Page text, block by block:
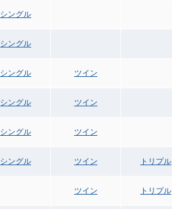
シングル
シングル
シングル ツイン
シングル ツイン
シングル ツイン
シングル ツイン トリプル
ツイン トリプル